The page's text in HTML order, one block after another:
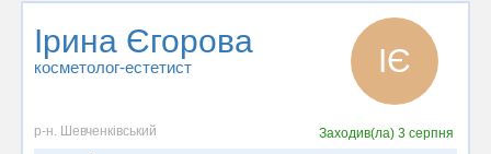
Ірина Єгорова
косметолог-естетист ІЄ
р-н. Шевченківський Заходив(ла)3 серпня